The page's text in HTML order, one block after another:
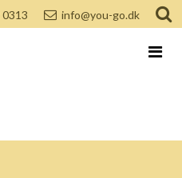
info@you-go.dk